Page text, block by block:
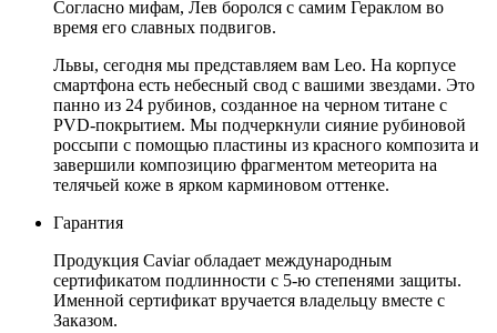
Согласно мифам, Лев боролся с самим Гераклом во
время его славных подвигов.
Львы, сегодня мы представляем вам Leo. На корпусе
смартфона есть небесный свод с вашими звездами. Это
панно из 24 рубинов, созданное на черном титане с
PVD-покрытием. Мы подчеркнули сияние рубиновой
россыпи с помощью пластины из красного композита и
завершили композицию фрагментом метеорита на
телячьей коже в ярком карминовом оттенке.
Гарантия
Продукция Caviar обладает международным
сертификатом подлинности с 5-ю степенями защиты.
Именной сертификат вручается владельцу вместе с
Заказом.